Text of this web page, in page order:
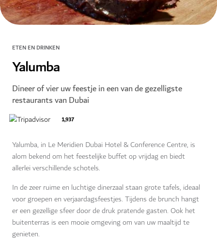
ETEN EN DRINKEN
Yalumba
Dineer of vier uw feestje in een van de gezelligste
restaurants van Dubai
1,937
Yalumba, in Le Meridien Dubai Hotel & Conference Centre, is
alom bekend om het feestelijke buffet op vrijdag en biedt
allerlei verschillende schotels.
In de zeer ruime en luchtige dinerzaal staan grote tafels, ideaal
voor groepen en verjaardagsfeestjes. Tijdens de brunch hangt
er een gezellige sfeer door de druk pratende gasten. Ook het
buitenterras is een mooie omgeving om van uw maaltijd te
genieten.